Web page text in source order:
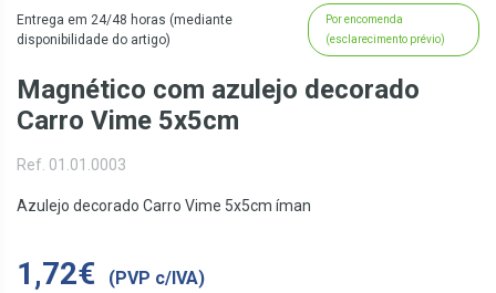
Entrega em 24/48 horas (mediante
disponibilidade do artigo)
Por encomenda
(esclarecimento prévio)
Magnético com azulejo decorado
Carro Vime 5x5cm
Ref. 01.01.0003
Azulejo decorado Carro Vime 5x5cm íman
1,72€ (PVP c/IVA)